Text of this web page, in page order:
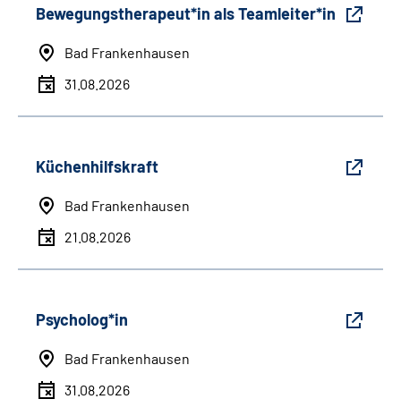
Bewegungstherapeut*in als Teamleiter*in
Bad Frankenhausen
31.08.2026
Küchenhilfskraft
Bad Frankenhausen
21.08.2026
Psycholog*in
Bad Frankenhausen
31.08.2026